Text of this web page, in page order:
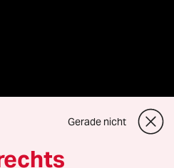
Gerade nicht